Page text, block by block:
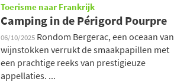
Toerisme naar Frankrijk
Camping in de Périgord Pourpre
06/10/2025 Rondom Bergerac, een oceaan van
wijnstokken verrukt de smaakpapillen met
een prachtige reeks van prestigieuze
appellaties. ...